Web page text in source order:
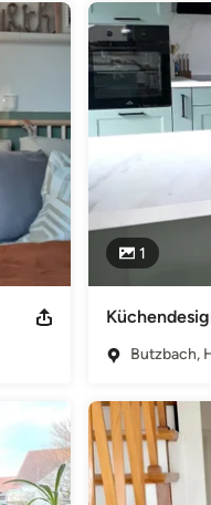
1
Butzbach,